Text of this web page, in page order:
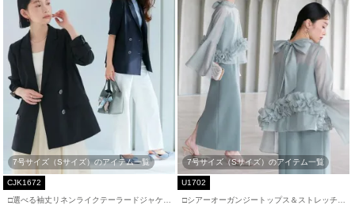
7号サイズ（Sサイズ）のアイテム一覧
CJK1672
□選べる袖丈リネンライクテーラードジャケッ
7号サイズ（Sサイズ）のアイテム一覧
U1702
□シアーオーガンジートップス＆ストレッチキ